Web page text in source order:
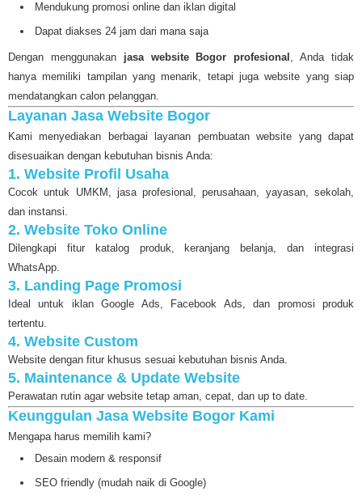
Mendukung promosi online dan iklan digital
Dapat diakses 24 jam dari mana saja
Dengan menggunakan jasa website Bogor profesional , Anda tidak
hanya memiliki tampilan yang menarik, tetapi juga website yang siap
mendatangkan calon pelanggan.
Layanan Jasa Website Bogor
Kami menyediakan berbagai layanan pembuatan website yang dapat
disesuaikan dengan kebutuhan bisnis Anda:
1. Website Profil Usaha
Cocok untuk UMKM, jasa profesional, perusahaan, yayasan, sekolah,
dan instansi.
2. Website Toko Online
Dilengkapi fitur katalog produk, keranjang belanja, dan integrasi
WhatsApp.
3. Landing Page Promosi
Ideal untuk iklan Google Ads, Facebook Ads, dan promosi produk
tertentu.
4. Website Custom
Website dengan fitur khusus sesuai kebutuhan bisnis Anda.
5. Maintenance & Update Website
Perawatan rutin agar website tetap aman, cepat, dan up to date.
Keunggulan Jasa Website Bogor Kami
Mengapa harus memilih kami?
Desain modern & responsif
SEO friendly (mudah naik di Google)